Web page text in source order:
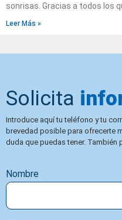
sonrisas. Gracias a todos los
Leer Más »
Solicita
Introduce aquí tu teléfono y tu
brevedad posible para ofrecerte
duda que puedas tener. También
Nombre